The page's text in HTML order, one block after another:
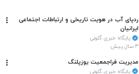
ردپای آب در هویت تاریخی و ارتباطات اجتماعی
ایرانیان
پایگاه خبری گلونی
۳ سال پیش
مدیریت فراجمعیت یوزپلنگ
پایگاه خبری گلونی